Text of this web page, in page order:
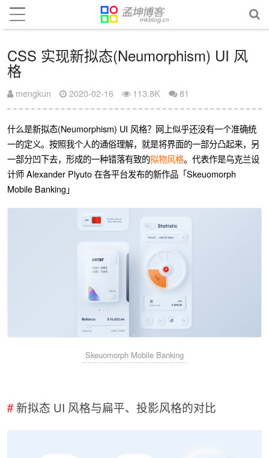
CSS 实现新拟态(Neumorphism) UI 风
格
mengkun 2020-02-16 113.8K 81
什么是新拟态(Neumorphism) UI 风格？网上似乎还没有一个准确统
一的定义。按照我个人的通俗理解，就是将界面的一部分凸起来，另
一部分凹下去，形成的一种错落有致的拟物风格。代表作是乌克兰设
计师 Alexander Plyuto 在各平台发布的新作品「Skeuomorph
Mobile Banking」
Skeuomorph Mobile Banking
新拟态 UI 风格与扁平、投影风格的对比